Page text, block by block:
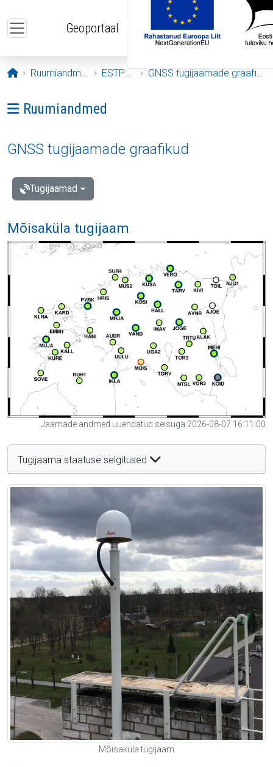
Geoportaal
Avaleht
Ruumiandmed ESTPOS GNSS tugijaamade graafikud
Ava menüü: Ruumiandmed
Ruumiandmed
GNSS tugijaamade graafikud
Tugijaamad
Mõisaküla tugijaam
Jaamade andmed uuendatud seisuga 2026-08-07 16:11:00
Tugijaama staatuse selgitused
Mõisaküla tugijaam